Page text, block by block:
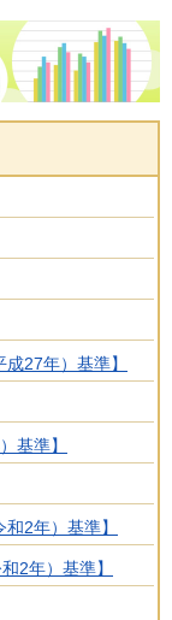
ジ
27年）基準】
基準】
2年）基準】
2年）基準】